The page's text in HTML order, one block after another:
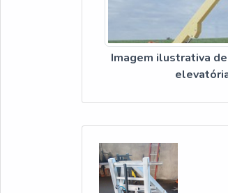
Imagem ilustrativa